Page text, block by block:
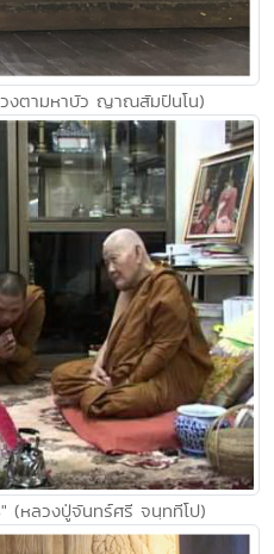
งตามหาบัว ญาณสัมปันโน)
(หลวงปู่จันทร์ศรี จนฺททีโป)